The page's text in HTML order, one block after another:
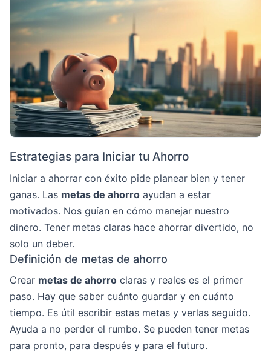
Estrategias para Iniciar tu Ahorro
Iniciar a ahorrar con éxito pide planear bien y tener
ganas. Las metas de ahorro ayudan a estar
motivados. Nos guían en cómo manejar nuestro
dinero. Tener metas claras hace ahorrar divertido, no
solo un deber.
Definición de metas de ahorro
Crear metas de ahorro claras y reales es el primer
paso. Hay que saber cuánto guardar y en cuánto
tiempo. Es útil escribir estas metas y verlas seguido.
Ayuda a no perder el rumbo. Se pueden tener metas
para pronto, para después y para el futuro.